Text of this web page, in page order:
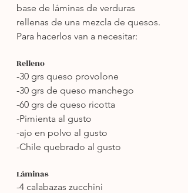
base de láminas de verduras
rellenas de una mezcla de quesos.
Para hacerlos van a necesitar:
Relleno
-30 grs queso provolone
-30 grs de queso manchego
-60 grs de queso ricotta
-Pimienta al gusto
-ajo en polvo al gusto
-Chile quebrado al gusto
Láminas
-4 calabazas zucchini